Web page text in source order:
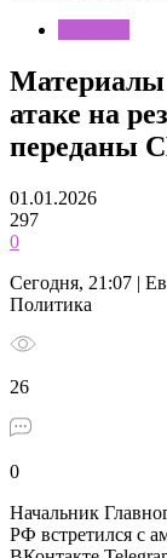
Материалы
атаке на
переданы
01.01.2026
297
0
Сегодня, 21:07 |
Политика
26
0
Начальник
РФ встретился с